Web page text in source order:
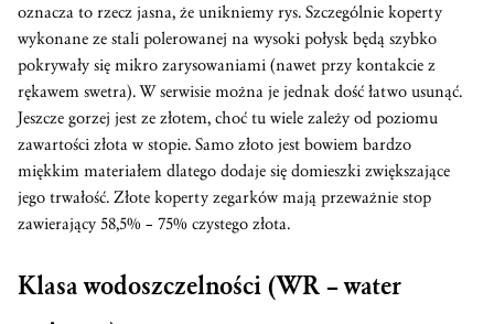
oznacza to rzecz jasna, że unikniemy rys. Szczególnie koperty
wykonane ze stali polerowanej na wysoki połysk będą szybko
pokrywały się mikro zarysowaniami (nawet przy kontakcie z
rękawem swetra). W serwisie można je jednak dość łatwo usunąć.
Jeszcze gorzej jest ze złotem, choć tu wiele zależy od poziomu
zawartości złota w stopie. Samo złoto jest bowiem bardzo
miękkim materiałem dlatego dodaje się domieszki zwiększające
jego trwałość. Złote koperty zegarków mają przeważnie stop
zawierający 58,5% – 75% czystego złota.
Klasa wodoszczelności (WR – water